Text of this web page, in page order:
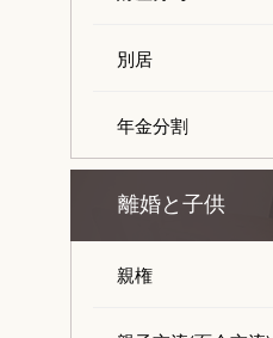
別居
年金分割
離婚と子供
親権